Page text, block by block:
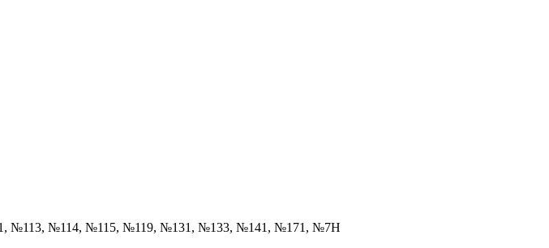
№114, №115, №119, №131, №133, №141, №171, №7Н